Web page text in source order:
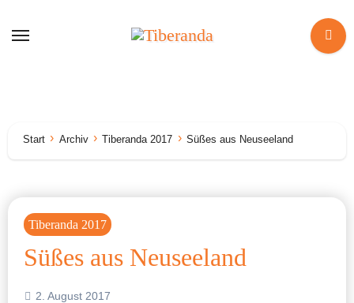
Inhalt
Start Archiv Tiberanda 2017 Süßes aus Neuseeland
Tiberanda 2017
Süßes aus Neuseeland
2. August 2017